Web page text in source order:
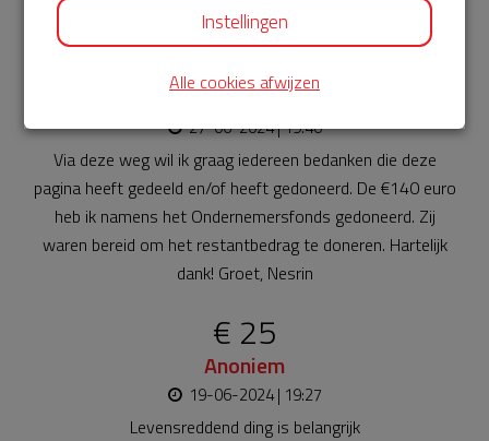
Bekijk alle
€ 140
Nesrin
27-06-2024 | 19:40
Via deze weg wil ik graag iedereen bedanken die deze
pagina heeft gedeeld en/of heeft gedoneerd. De €140 euro
heb ik namens het Ondernemersfonds gedoneerd. Zij
waren bereid om het restantbedrag te doneren. Hartelijk
dank! Groet, Nesrin
€ 25
Anoniem
19-06-2024 | 19:27
Levensreddend ding is belangrijk
Instellingen
Alle cookies afwijzen